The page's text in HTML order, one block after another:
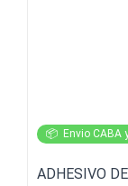
📦 Envio CABA
ADHESIVO